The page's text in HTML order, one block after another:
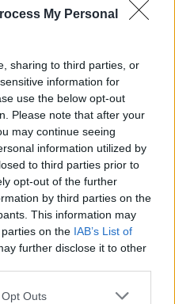
My Personal
sharing to third parties, or
information for
use the below opt-out
Please note that after your
may continue seeing
information utilized by
to third parties prior to
opt-out of the further
by third parties on the
This information may
on the IAB’s List of
further disclose it to other
Outs
aus der Band Iron Maiden
kreieren, das an den
Light Brigade“
Goldings, Bobek
eine breit gefächerte
Malz bildet eine stabile
einem klaren,
Glas und schillert in
Strom feiner Perlen fliegt
Ales gesellen sich feine